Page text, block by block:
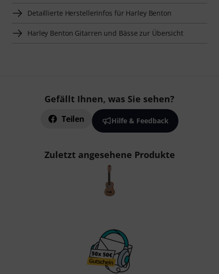
Detaillierte Herstellerinfos für Harley Benton
Harley Benton Gitarren und Bässe zur Übersicht
Gefällt Ihnen, was Sie sehen?
Teilen Hilfe & Feedback
Zuletzt angesehene Produkte